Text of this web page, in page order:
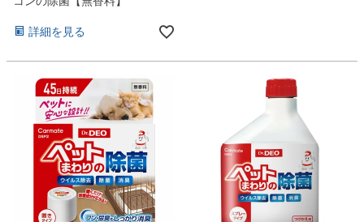
詳細を見る